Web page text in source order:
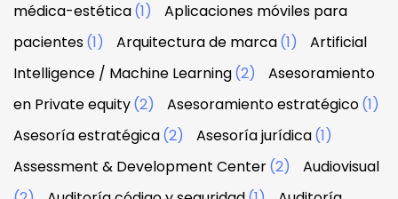
médica-estética(1)
Aplicaciones móviles para
pacientes(1) Arquitectura de marca(1)
Artificial
Intelligence / Machine Learning(2)
Asesoramiento
en Private equity(2) Asesoramiento estratégico(1)
Asesoría estratégica(2) Asesoría jurídica(1)
Assessment & Development Center(2)
Audiovisual